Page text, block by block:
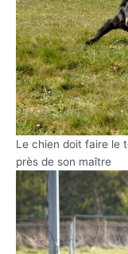
Le chien doit faire le
près de son maître